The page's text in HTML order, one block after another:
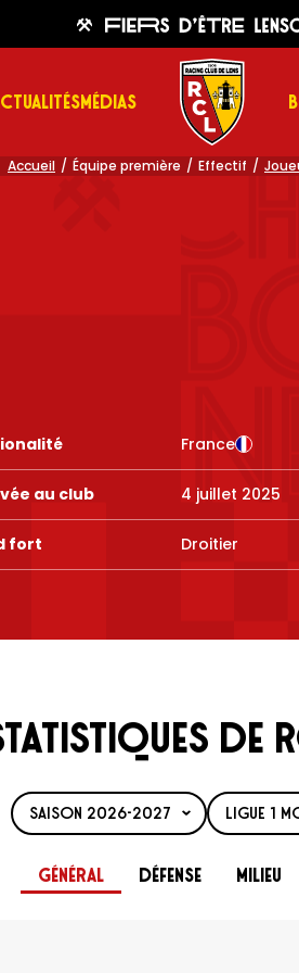
MÉDIAS
Accueil Équipe première Effectif
France
au club 4 juillet 2025
fort Droitier
de
Général Défense Milieu